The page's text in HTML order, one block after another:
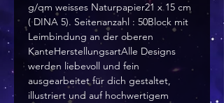
g/qm weisses Naturpapier21 x 15 cm
( DINA 5). Seitenanzahl : 50Block mit
Leimbindung an der oberen
KanteHerstellungsartAlle Designs
werden liebevoll und fein
ausgearbeitet für dich gestaltet,
illustriert und auf hochwertigem